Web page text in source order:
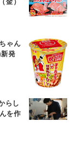
ゃん
発
らし
を作